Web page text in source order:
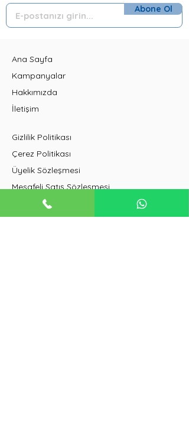
Abone Ol
Ana Sayfa
Kampanyalar
Hakkımızda
İletişim
Gizlilik Politikası
Çerez Politikası
Üyelik Sözleşmesi
Mesafeli Satış Sözleşmesi
İptal ve İade Koşulları